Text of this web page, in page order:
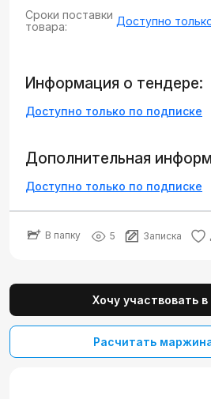
Сроки поставки
товара:
Доступно
Информация о тендере:
Доступно только по подписке
Дополнительная
Доступно только по подписке
В папку 5 Записка
Хочу участвовать
Расчитать